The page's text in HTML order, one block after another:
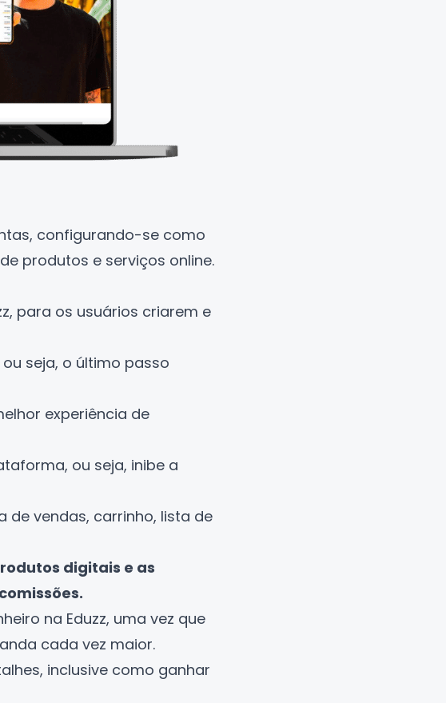
configurando-se como
produtos e serviços online.
para os usuários criarem e
seja, o último passo
experiência de
ou seja, inibe a
de vendas, carrinho, lista de
digitais e as
na Eduzz, uma vez que
cada vez maior.
inclusive como ganhar